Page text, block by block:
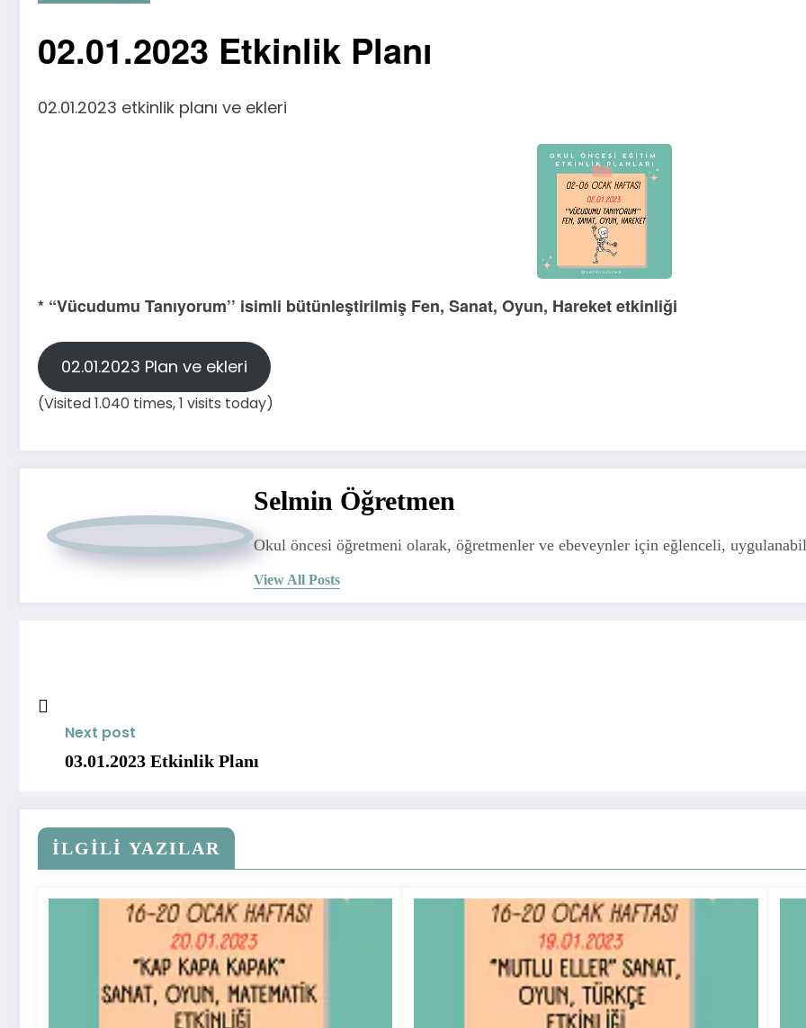
02.01.2023 Etkinlik Planı
02.01.2023 etkinlik planı ve ekleri
* “Vücudumu Tanıyorum’’ isimli bütünleştirilmiş Fen, Sanat, Oyun, Hareket etkinliği
02.01.2023 Plan ve ekleri
(Visited 1.040 times, 1 visits today)
Selmin Öğretmen
Okul öncesi öğretmeni olarak, öğretmenler ve ebeveynler için eğlenceli,
View All Posts
Next post
03.01.2023 Etkinlik Planı
İLGİLİ YAZILAR